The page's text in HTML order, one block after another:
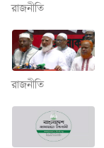
রাজনীতি
রাজনীতি